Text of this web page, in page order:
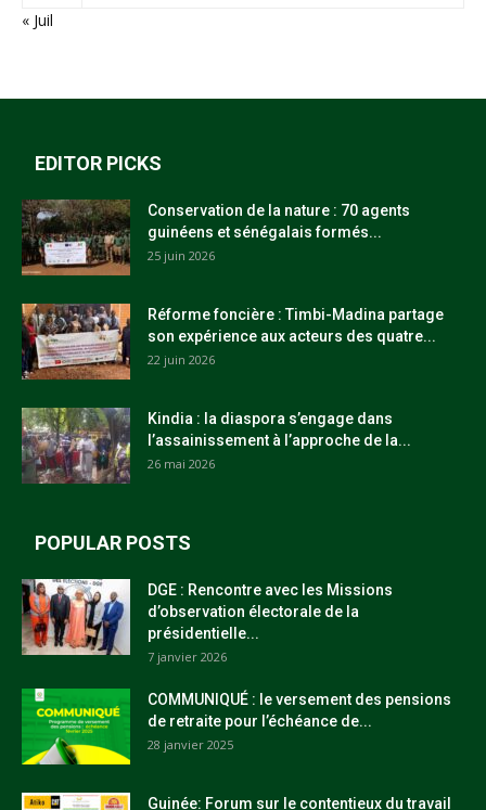
« Juil
EDITOR PICKS
Conservation de la nature : 70 agents
guinéens et sénégalais formés...
25 juin 2026
Réforme foncière : Timbi-Madina partage
son expérience aux acteurs des quatre...
22 juin 2026
Kindia : la diaspora s’engage dans
l’assainissement à l’approche de la...
26 mai 2026
POPULAR POSTS
DGE : Rencontre avec les Missions
d’observation électorale de la
présidentielle...
7 janvier 2026
COMMUNIQUÉ : le versement des pensions
de retraite pour l’échéance de...
28 janvier 2025
Guinée: Forum sur le contentieux du travail